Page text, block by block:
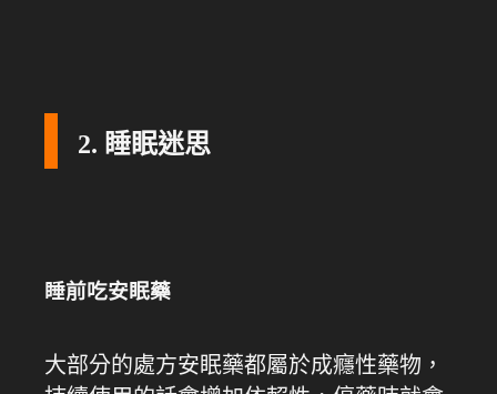
2. 睡眠迷思
睡前吃安眠藥
大部分的處方安眠藥都屬於成癮性藥物，